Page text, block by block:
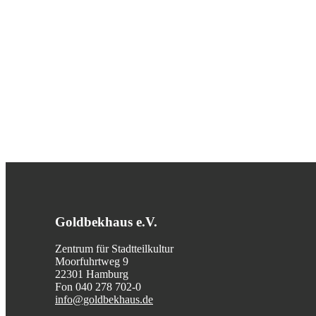
Goldbekhaus e.V.
Zentrum für Stadtteilkultur
Moorfuhrtweg 9
22301 Hamburg
Fon 040 278 702-0
info@goldbekhaus.de